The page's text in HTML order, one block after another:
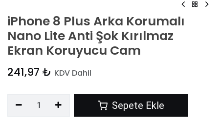
iPhone 8 Plus Arka Korumalı
Nano Lite Anti Şok Kırılmaz
Ekran Koruyucu Cam
241,97 ₺ KDV Dahil
Sepete Ekle